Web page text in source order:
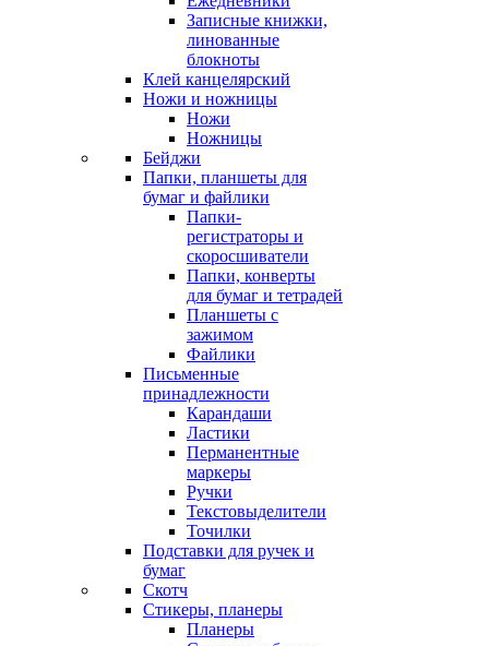
Записные книжки,
линованные
блокноты
Клей канцелярский
Ножи и ножницы
Ножи
Ножницы
Бейджи
Папки, планшеты для
бумаг и файлики
Папки-
регистраторы и
скоросшиватели
Папки, конверты
для бумаг и тетрадей
Планшеты с
зажимом
Файлики
Письменные
принадлежности
Карандаши
Ластики
Перманентные
маркеры
Ручки
Текстовыделители
Точилки
Подставки для ручек и
бумаг
Скотч
Стикеры, планеры
Планеры